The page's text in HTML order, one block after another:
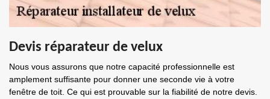
Devis réparateur de velux
Nous vous assurons que notre capacité professionnelle est
amplement suffisante pour donner une seconde vie à votre
fenêtre de toit. Ce qui est prouvable sur la fiabilité de notre devis.